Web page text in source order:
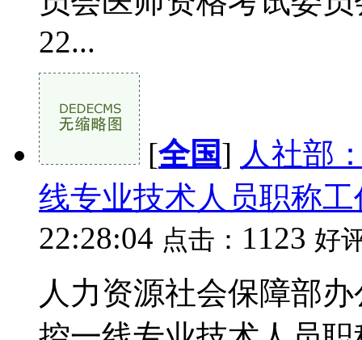
22...
[全国] 人社部
线专业技术人员职称
22:28:04 点击： 1123 好
人力资源社会保障部